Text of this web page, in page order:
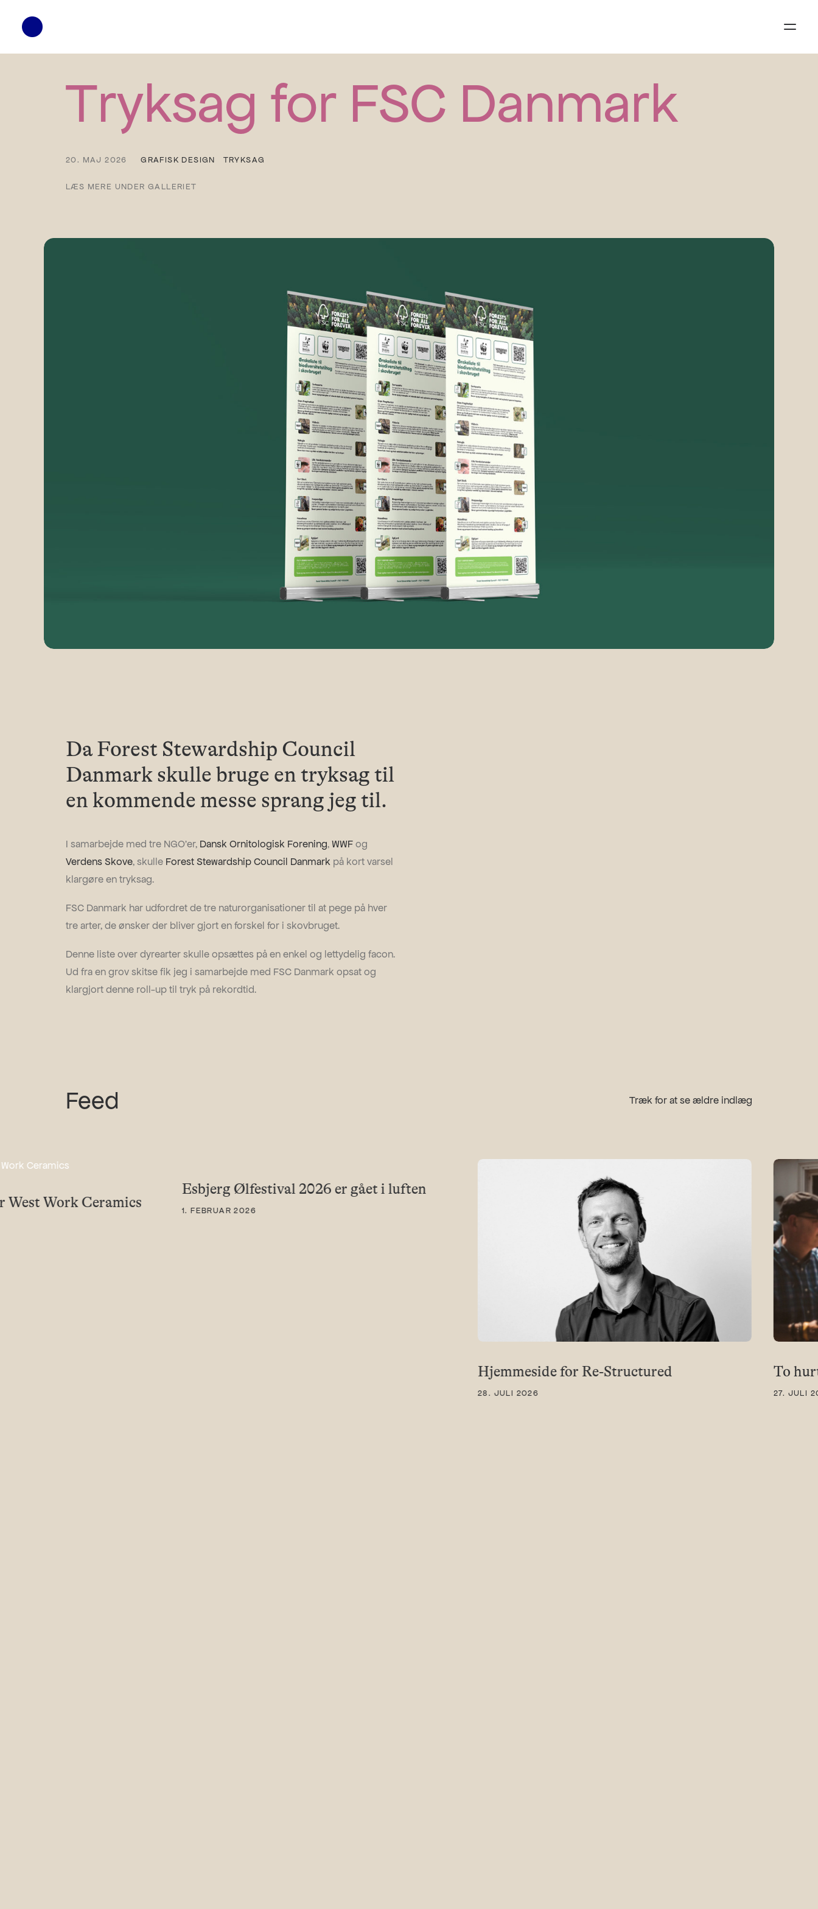
Tryksag for FSC Danmark
20. MAJ 2026 GRAFISK DESIGN TRYKSAG
LÆS MERE UNDER GALLERIET
Da Forest Stewardship Council
Danmark skulle bruge en tryksag til
en kommende messe sprang jeg til.
I samarbejde med tre NGO’er, Dansk Ornitologisk Forening,WWFog
Verdens Skove, skulle Forest Stewardship Council Danmark på kort varsel
klargøre en tryksag.
FSC Danmark har udfordret de tre naturorganisationer til at pege på hver
tre arter, de ønsker der bliver gjort en forskel for i skovbruget.
Denne liste over dyrearter skulle opsættes på en enkel og lettydelig facon.
Ud fra en grov skitse fik jeg i samarbejde med FSC Danmark opsat og
klargjort denne roll-up til tryk på rekordtid.
Feed Træk for at se ældre indlæg
West Work Ceramics
Esbjerg Ølfestival 2026 er gået i luften
1. FEBRUAR 2026
Hjemmeside for Re-Structured
28. JULI 2026
To
27. JULI